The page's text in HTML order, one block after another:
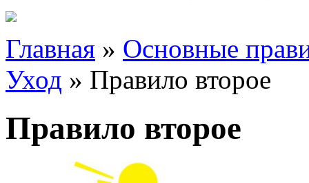
Главная » Основные
Уход » Правило второе
Правило второе